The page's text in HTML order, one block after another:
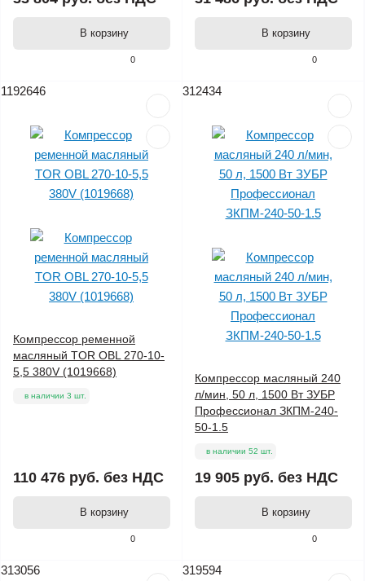
0
В корзину
0
В корзину
1192646
0
Компрессор ременной
масляный TOR OBL 270-10-
5,5 380V (1019668)
в наличии 3 шт.
110 476 руб. без НДС
В корзину
312434
0
Компрессор масляный 240
л/мин, 50 л, 1500 Вт ЗУБР
Профессионал ЗКПМ-240-
50-1.5
в наличии 52 шт.
19 905 руб. без НДС
В корзину
313056 319594